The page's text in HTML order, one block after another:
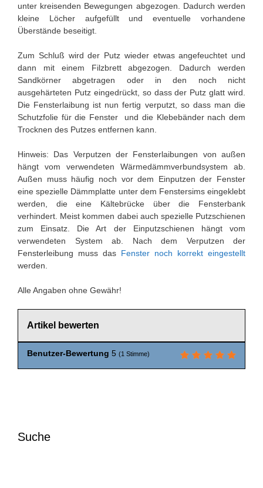
unter kreisenden Bewegungen abgezogen. Dadurch werden
kleine Löcher aufgefüllt und eventuelle vorhandene
Überstände beseitigt.
Zum Schluß wird der Putz wieder etwas angefeuchtet und
dann mit einem Filzbrett abgezogen. Dadurch werden
Sandkörner abgetragen oder in den noch nicht
ausgehärteten Putz eingedrückt, so dass der Putz glatt wird.
Die Fensterlaibung ist nun fertig verputzt, so dass man die
Schutzfolie für die Fenster und die Klebebänder nach dem
Trocknen des Putzes entfernen kann.
Hinweis: Das Verputzen der Fensterlaibungen von außen
hängt vom verwendeten Wärmedämmverbundsystem ab.
Außen muss häufig noch vor dem Einputzen der Fenster
eine spezielle Dämmplatte unter dem Fenstersims eingeklebt
werden, die eine Kältebrücke über die Fensterbank
verhindert. Meist kommen dabei auch spezielle Putzschienen
zum Einsatz. Die Art der Einputzschienen hängt vom
verwendeten System ab. Nach dem Verputzen der
Fensterleibung muss das Fenster noch korrekt eingestellt
werden.
Alle Angaben ohne Gewähr!
Artikel bewerten
Benutzer-Bewertung 5 (1 Stimme)
Suche